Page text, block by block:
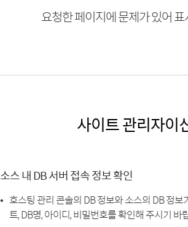
요청한 페이지에 문제가 있어
사이트 관리자이
소스 내 DB 서버 접속 정보 확인
호스팅 관리 콘솔의 DB 정보와 소스의 DB 정
트, DB명, 아이디, 비밀번호를 확인해 주시기 바